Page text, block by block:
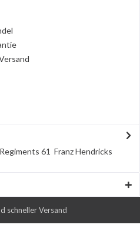
61 Franz Hendricks
schneller Versand